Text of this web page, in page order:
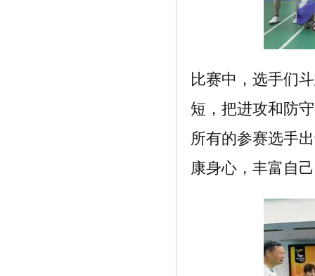
比赛中，选手们
短，把进攻和防
所有的参赛选手
康身心，丰富自